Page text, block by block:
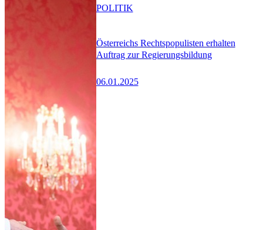
Österreichs Rechtspopulisten erhalten
Auftrag zur Regierungsbildung
06.01.2025
POLITIK